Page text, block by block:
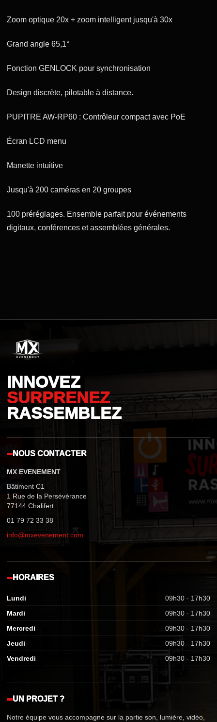
Zoom optique 20x + zoom intelligent jusqu'à 30x
Grand angle 65,1°
Fonction GENLOCK pour synchronisation
Design discrète, pilotable à distance.
PUPITRE AW-RP60 : Contrôleur compact avec PoE
Écran LCD menu
Manette intuitive
Jusqu'à 200 caméras en 20 groupes
100 préréglages. Ensemble parfait pour événements
digitaux, conférences et assemblées générales.
INNOVEZ
SURPRENEZ
RASSEMBLEZ
NOUS CONTACTER
MX EVENEMENT
Bâtiment C1
1 Rue de la Persévérance
77144 Chalifert
01 79 72 33 38
info@mxevenement.com
HORAIRES
Lundi
09h30 - 17h30
Mardi
09h30 - 17h30
Mercredi
09h30 - 17h30
Jeudi
09h30 - 17h30
Vendredi
09h30 - 17h30
UN PROJET ?
Notre équipe vous accompagne sur la partie son, lumière, vidéo,